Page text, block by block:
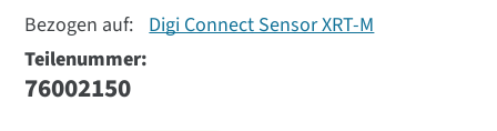
Bezogen auf: Digi Connect Sensor XRT-M
Teilenummer:
76002150